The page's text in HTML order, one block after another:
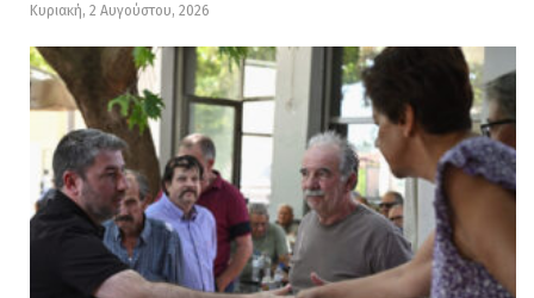
Κυριακή, 2 Αυγούστου, 2026